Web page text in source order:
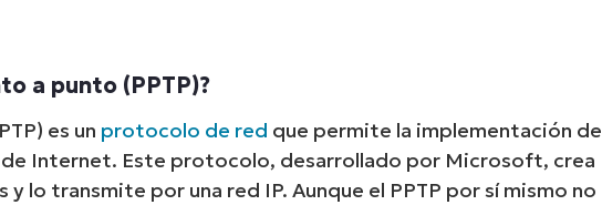
a punto (PPTP)?
es un protocolo de red que permite la implementación de
de Internet. Este protocolo, desarrollado por Microsoft, crea
lo transmite por una red IP. Aunque el PPTP por sí mismo no